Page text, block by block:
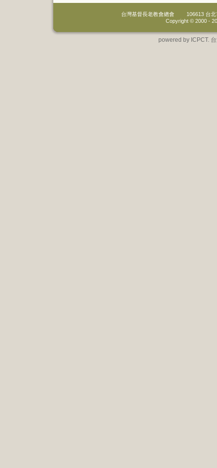
台灣基督長老教會總會
106613 台
Copyright © 2000 -
powered by ICPCT.